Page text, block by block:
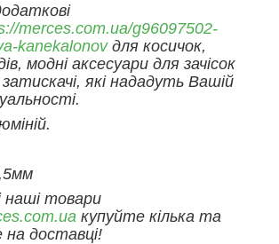
merces.com.ua/g96097502-
kanekalonovдля косичок,
модні аксесуари для зачісок
затискачі, які нададуть Вашій
наші товари
купуйте кілька та
доставці!